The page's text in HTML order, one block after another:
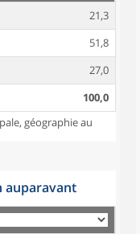
21,3
51,8
27,0
100,0
géographie au
auparavant